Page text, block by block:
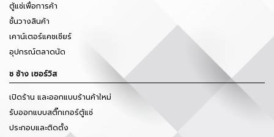
ตู้แช่เพื่อการค้า
ชั้นวางสินค้า
เคาน์เตอร์แคชเชียร์
อุปกรณ์ตลาดนัด
ช ช้าง เซอร์วิส
เปิดร้าน และออกแบบร้านค้าใหม่
รับออกแบบสติ๊กเกอร์ตู้แช่
ประกอบและติดตั้ง